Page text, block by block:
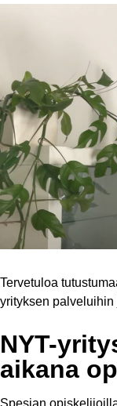
Tervetuloa
yrityksen palveluihin
NYT-
aikana